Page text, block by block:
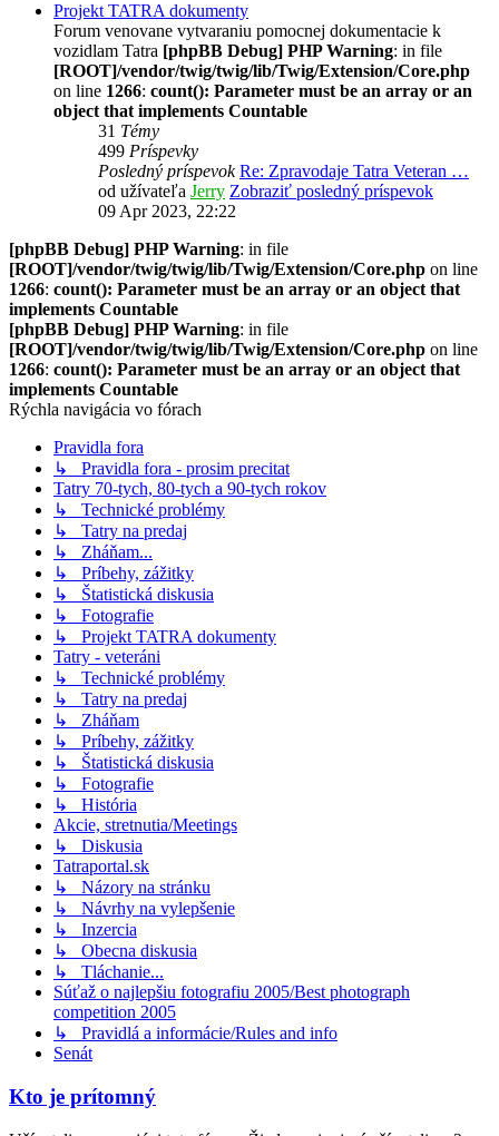
Projekt TATRA dokumenty
Forum venovane vytvaraniu pomocnej dokumentacie k
vozidlam Tatra [phpBB Debug] PHP Warning: in file
[ROOT]/vendor/twig/twig/lib/Twig/Extension/Core.php
on line 1266: count(): Parameter must be an array or an
object that implements Countable
31 Témy
499 Príspevky
Posledný príspevok Re: Zpravodaje Tatra Veteran …
od užívateľa Jerry Zobraziť posledný príspevok
09 Apr 2023, 22:22
[phpBB Debug] PHP Warning: in file
[ROOT]/vendor/twig/twig/lib/Twig/Extension/Core.php on line
1266: count(): Parameter must be an array or an object that
implements Countable
[phpBB Debug] PHP Warning: in file
[ROOT]/vendor/twig/twig/lib/Twig/Extension/Core.php on line
1266: count(): Parameter must be an array or an object that
implements Countable
Rýchla navigácia vo fórach
Pravidla fora
↳ Pravidla fora - prosim precitat
Tatry 70-tych, 80-tych a 90-tych rokov
↳ Technické problémy
↳ Tatry na predaj
↳ Zháňam...
↳ Príbehy, zážitky
↳ Štatistická diskusia
↳ Fotografie
↳ Projekt TATRA dokumenty
Tatry - veteráni
↳ Technické problémy
↳ Tatry na predaj
↳ Zháňam
↳ Príbehy, zážitky
↳ Štatistická diskusia
↳ Fotografie
↳ História
Akcie, stretnutia/Meetings
↳ Diskusia
Tatraportal.sk
↳ Názory na stránku
↳ Návrhy na vylepšenie
↳ Inzercia
↳ Obecna diskusia
↳ Tláchanie...
Súťaž o najlepšiu fotografiu 2005/Best photograph
competition 2005
↳ Pravidlá a informácie/Rules and info
Senát
Kto je prítomný